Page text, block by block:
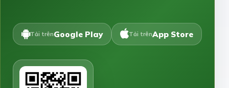
Tải trênGoogle Play Tải trênApp Store